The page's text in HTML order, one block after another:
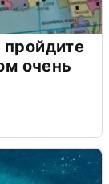
очень